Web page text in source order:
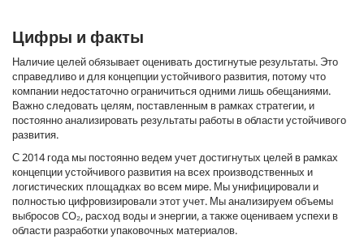
с
е
к
н
д
ы
Цифры и факты
Наличие целей обязывает оценивать достигнутые результаты. Это
справедливо и для концепции устойчивого развития, потому что
компании недостаточно ограничиться одними лишь обещаниями.
Важно следовать целям, поставленным в рамках стратегии, и
постоянно анализировать результаты работы в области устойчивого
развития.
С 2014 года мы постоянно ведем учет достигнутых целей в рамках
концепции устойчивого развития на всех производственных и
логистических площадках во всем мире. Мы унифицировали и
полностью цифровизировали этот учет. Мы анализируем объемы
выбросов CO₂, расход воды и энергии, а также оцениваем успехи в
области разработки упаковочных материалов.